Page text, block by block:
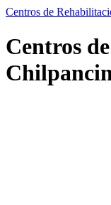
Centros de
Centros